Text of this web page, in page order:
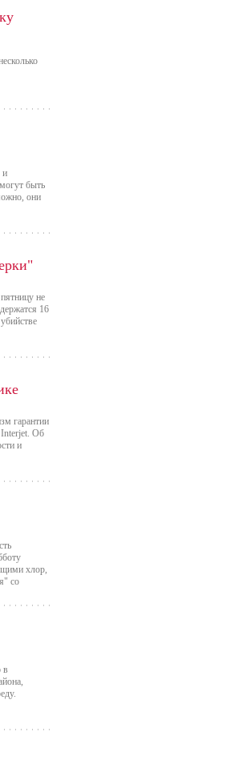
и
быть
они
не
16
гарантии
Interjet. Об
и
хлор,
со
в